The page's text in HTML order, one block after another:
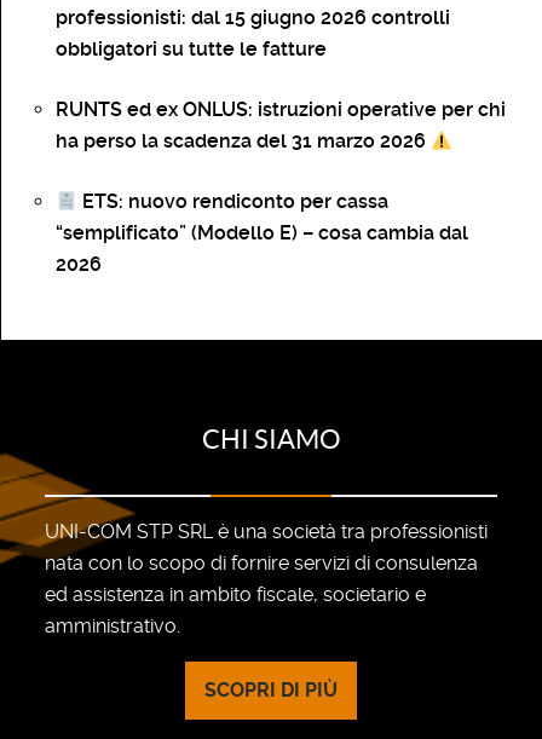
professionisti: dal 15 giugno 2026 controlli
obbligatori su tutte le fatture
RUNTS ed ex ONLUS: istruzioni operative per chi
ha perso la scadenza del 31 marzo 2026
ETS: nuovo rendiconto per cassa
“semplificato” (Modello E) – cosa cambia dal
2026
CHI SIAMO
UNI-COM STP SRL è una società tra professionisti
nata con lo scopo di fornire servizi di consulenza
ed assistenza in ambito fiscale, societario e
amministrativo.
SCOPRI DI PIÙ